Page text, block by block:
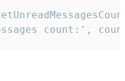
count:',